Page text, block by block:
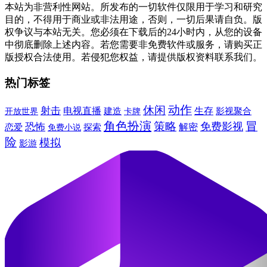
本站为非营利性网站。所发布的一切软件仅限用于学习和研究
目的，不得用于商业或非法用途，否则，一切后果请自负。版
权争议与本站无关。您必须在下载后的24小时内，从您的设备
中彻底删除上述内容。若您需要非免费软件或服务，请购买正
版授权合法使用。若侵犯您权益，请提供版权资料联系我们。
热门标签
开放世界 射击 电视直播 建造 卡牌 休闲 动作 生存 影视聚合
恋爱 恐怖 免费小说 探索 角色扮演 策略 解密 免费影视 冒
险 影游 模拟